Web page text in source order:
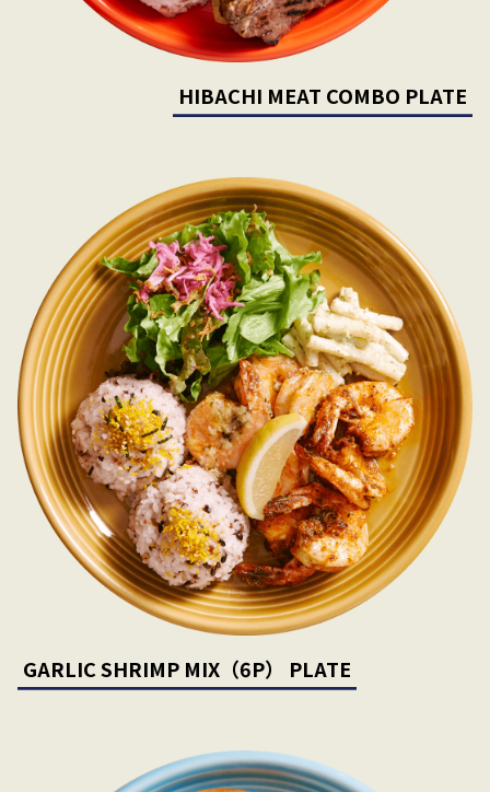
HIBACHI MEAT COMBO PLATE
GARLIC SHRIMP MIX（6P） PLATE